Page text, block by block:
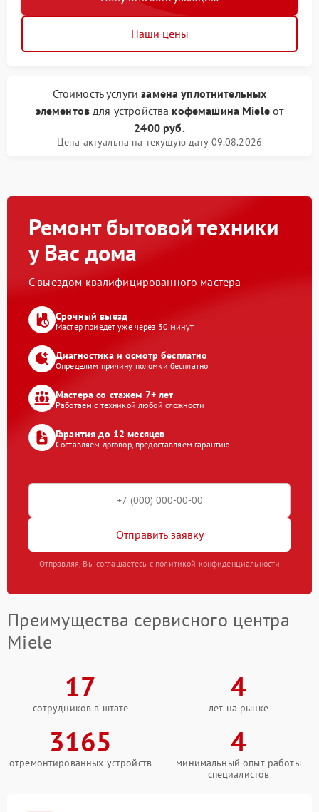
Наши цены
Стоимость услугизамена уплотнительных
элементов для устройства кофемашина Mieleот
2400 руб.
Цена актуальна на текущую дату 09.08.2026
Ремонт бытовой техники
у Вас дома
С выездом квалифицированного мастера
Срочный выезд
Мастер приедет уже через 30 минут
Диагностика и осмотр бесплатно
Определим причину поломки бесплатно
Мастера со стажем 7+ лет
Работаем с техникой любой сложности
Гарантия до 12 месяцев
Составляем договор, предоставляем гарантию
Отправить заявку
Отправляя, Вы соглашаетесь с политикой конфиденциальности
Преимущества сервисного центра
Miele
17
сотрудников в штате
4
лет на рынке
3165
отремонтированных устройств
4
минимальный опыт работы
специалистов